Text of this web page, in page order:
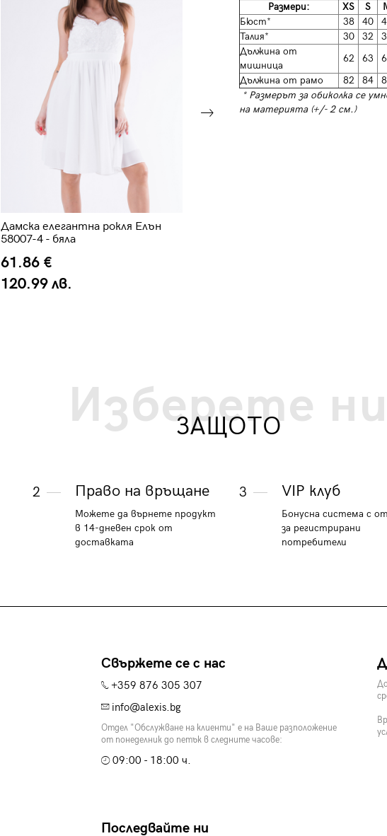
Дамска елегантна рокля Елън
58007-4 - бяла
61.86 €
120.99 лв.
Размери:
XS S
Бюст*
38 40
Талия*
30 32
Дължина от
мишница
62 63
Дължина от рамо
82 84
* Размерът за обиколка се
на материята (+/- 2 см.)
Изберете ни
ЗАЩОТО
2 Право на връщане
Можете да върнете продукт
в 14-дневен срок от
доставката
3 VIP клуб
Бонусна система с
за регистрирани
потребители
Свържете се с нас
+359 876 305 307
info@alexis.bg
Отдел "Обслужване на клиенти" е на Ваше разположение
от понеделник до петък в следните часове:
09:00 - 18:00 ч.
Последвайте ни